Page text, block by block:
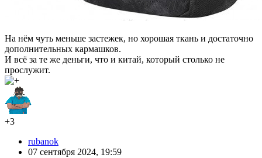
На нём чуть меньше застежек, но хорошая ткань и достаточно
дополнительных кармашков.
И всё за те же деньги, что и китай, который столько не
прослужит.
+3
rubanok
07 сентября 2024, 19:59